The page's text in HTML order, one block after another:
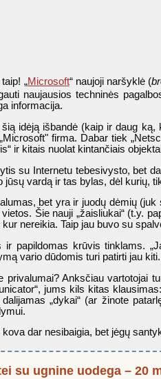
„Microsoft“ naujoji naršyklė (
naujausios techninės
informacija.
šią idėją išbandė (kaip ir daug ką,
firma. Dabar tiek
ir kitais nuolat kintančiais
su Internetu tebesivysto, bet
jūsų vardą ir tas bylas, dėl kurių,
bet yra ir juodų dėmių
vietos. Šie nauji „žaisliukai“ (t.y.
kur nereikia. Taip jau buvo su
ir papildomas krūvis tinklams.
vario dūdomis turi patirti jau
privalumai? Anksčiau vartotojai
jums kils kitas
„dykai“ (ar žinote
kova dar nesibaigia, bet jėgų
su ugnine uodega – 20